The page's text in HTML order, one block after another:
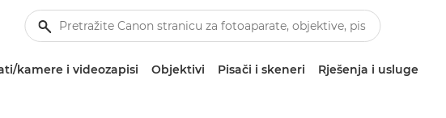
kamere i videozapisi Objektivi Pisači i skeneri Rješenja i usluge